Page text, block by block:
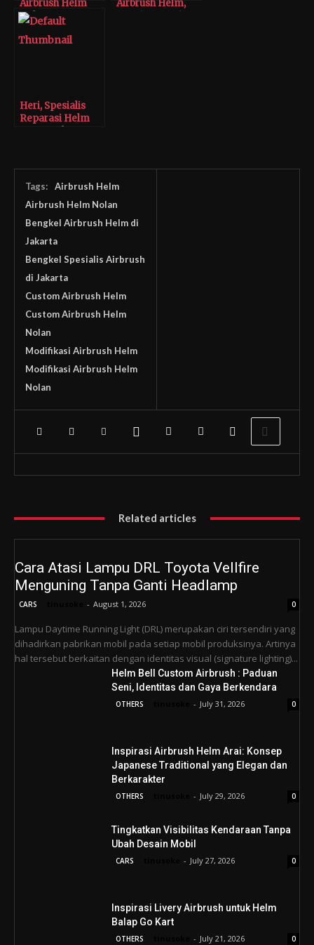
Airbrush Helm
Nolan
Airbrush Helm,
Heri, Spesialis
Reparasi Helm
Tags:
Airbrush Helm
Airbrush Helm Nolan
Bengkel Airbrush Helm di
Jakarta
Bengkel Spesialis Airbrush
di Jakarta
Custom Airbrush Helm
Custom Airbrush Helm
Nolan
Modifikasi Airbrush Helm
Modifikasi Airbrush Helm
Nolan
Related articles
Cara Atasi Lampu DRL Toyota Vellfire
Menguning Tanpa Ganti Headlamp
CARS - August 1, 2026 0
Lampu Daytime Running Light (DRL) merupakan ciri tersendiri yang
dihadirkan pabrikan mobil pada setiap mobil produksinya. Artinya
hal tersebut berkaitan dengan identitas visual (signature lighting)...
Helm Bell Custom Airbrush : Paduan
Seni, Identitas dan Gaya Berkendara
OTHERS - July 31, 2026 0
Inspirasi Airbrush Helm Arai: Konsep
Japanese Traditional yang Elegan dan
Berkarakter
OTHERS - July 29, 2026 0
Tingkatkan Visibilitas Kendaraan Tanpa
Ubah Desain Mobil
CARS - July 27, 2026 0
Inspirasi Livery Airbrush untuk Helm
Balap Go Kart
OTHERS - July 21, 2026 0